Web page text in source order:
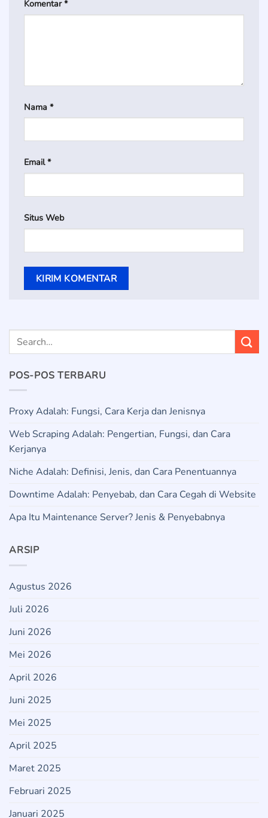
Komentar*
Nama *
Email*
Situs Web
POS-POS TERBARU
Proxy Adalah: Fungsi, Cara Kerja dan Jenisnya
Web Scraping Adalah: Pengertian, Fungsi, dan Cara
Kerjanya
Niche Adalah: Definisi, Jenis, dan Cara Penentuannya
Downtime Adalah: Penyebab, dan Cara Cegah di Website
Apa Itu Maintenance Server? Jenis & Penyebabnya
ARSIP
Agustus 2026
Juli 2026
Juni 2026
Mei 2026
April 2026
Juni 2025
Mei 2025
April 2025
Maret 2025
Februari 2025
Januari 2025